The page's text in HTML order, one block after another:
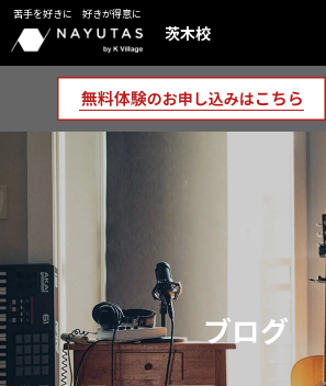
苦手を好きに 好きが得意に
茨木校
ブログ